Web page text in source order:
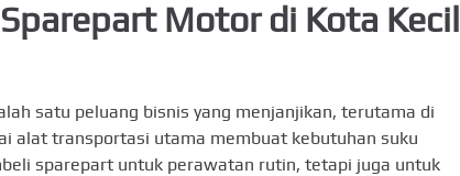
Motor di Kota Kecil
satu peluang bisnis yang menjanjikan, terutama di
alat transportasi utama membuat kebutuhan suku
sparepart untuk perawatan rutin, tetapi juga untuk